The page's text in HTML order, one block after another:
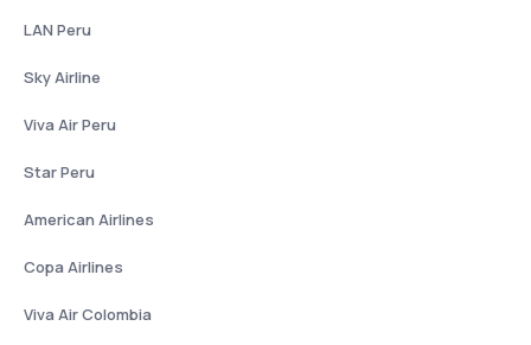
LAN Peru
Sky Airline
Viva Air Peru
Star Peru
American Airlines
Copa Airlines
Viva Air Colombia